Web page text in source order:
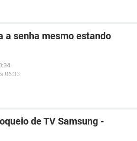
a senha mesmo estando
06:33
de TV Samsung -